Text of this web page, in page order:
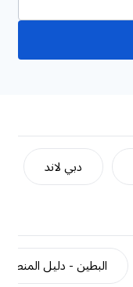
دبي لاند
البطين - دليل المنطقة